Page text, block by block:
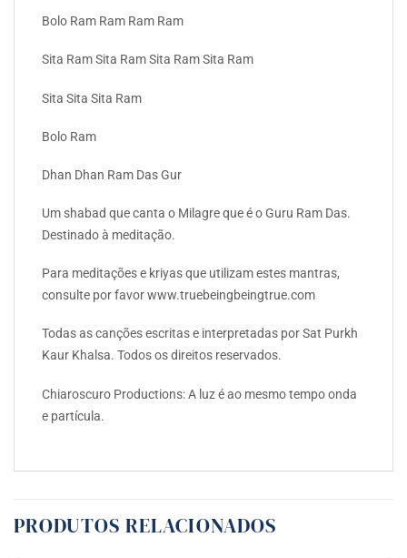
Bolo Ram Ram Ram Ram
Sita Ram Sita Ram Sita Ram Sita Ram
Sita Sita Sita Ram
Bolo Ram
Dhan Dhan Ram Das Gur
Um shabad que canta o Milagre que é o Guru Ram Das.
Destinado à meditação.
Para meditações e kriyas que utilizam estes mantras,
consulte por favor www.truebeingbeingtrue.com
Todas as canções escritas e interpretadas por Sat Purkh
Kaur Khalsa. Todos os direitos reservados.
Chiaroscuro Productions: A luz é ao mesmo tempo onda
e partícula.
PRODUTOS RELACIONADOS